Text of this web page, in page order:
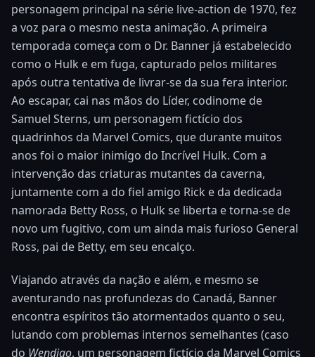
personagem principal na série live-action de 1970, fez
a voz para o mesmo nesta animação. A primeira
temporada começa com o Dr. Banner já estabelecido
como o Hulk e em fuga, capturado pelos militares
após outra tentativa de livrar-se da sua fera interior.
Ao escapar, cai nas mãos do Líder, codinome de
Samuel Sterns, um personagem fictício dos
quadrinhos da Marvel Comics, que durante muitos
anos foi o maior inimigo do Incrível Hulk. Com a
intervenção das criaturas mutantes da caverna,
juntamente com a do fiel amigo Rick e da dedicada
namorada Betty Ross, o Hulk se liberta e torna-se de
novo um fugitivo, com um ainda mais furioso General
Ross, pai de Betty, em seu encalço.
Viajando através da nação e além, e mesmo se
aventurando nas profundezas do Canadá, Banner
encontra espíritos tão atormentados quanto o seu,
lutando com problemas internos semelhantes (caso
do Wendigo, um personagem fictício da Marvel Comics